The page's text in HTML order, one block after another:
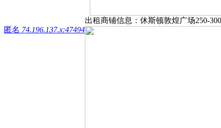
匿名 74.196.137.x:47494
出租商铺信息：休斯顿敦煌广场250-